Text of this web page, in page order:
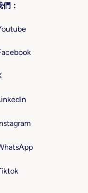
：